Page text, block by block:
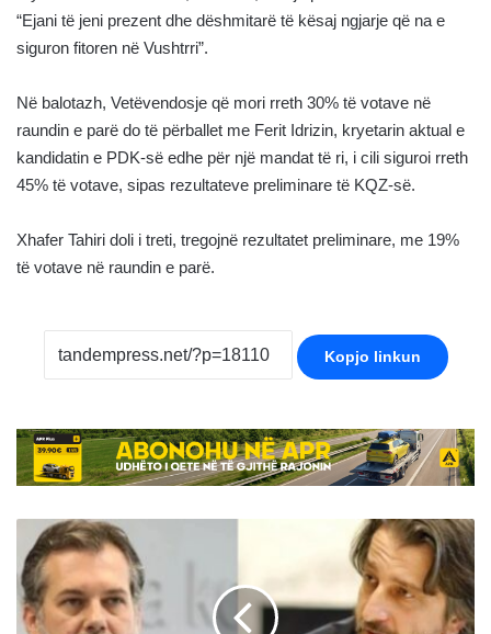
“Ejani të jeni prezent dhe dëshmitarë të kësaj ngjarje që na e
siguron fitoren në Vushtrri”.
Në balotazh, Vetëvendosje që mori rreth 30% të votave në
raundin e parë do të përballet me Ferit Idrizin, kryetarin aktual e
kandidatin e PDK-së edhe për një mandat të ri, i cili siguroi rreth
45% të votave, sipas rezultateve preliminare të KQZ-së.
Xhafer Tahiri doli i treti, tregojnë rezultatet preliminare, me 19%
të votave në raundin e parë.
Kopjo linkun
Numërohen
80%
e
votave
me